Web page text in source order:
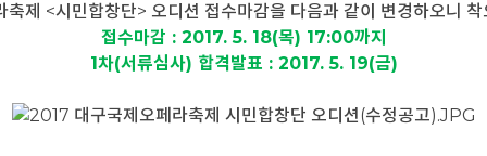
제 <시민합창단> 오디션 접수마감을 다음과 같이 변경하오니
접수마감 : 2017. 5. 18(목) 17:00까지
1차(서류심사) 합격발표 : 2017. 5. 19(금)